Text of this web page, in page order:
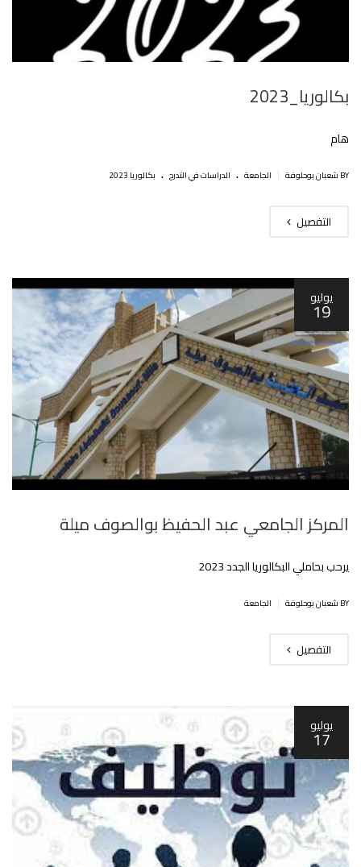
بكالوريا_2023
هام
BY شعبان بوحلوفة الجامعة . الدراسات في التدرج . بكالوريا 2023
التفصيل
يوليو
19
المركز الجامعي عبد الحفيظ بوالصوف ميلة
يرحب بحاملي البكالوريا الجدد 2023
BY شعبان بوحلوفة الجامعة
التفصيل
يوليو
17